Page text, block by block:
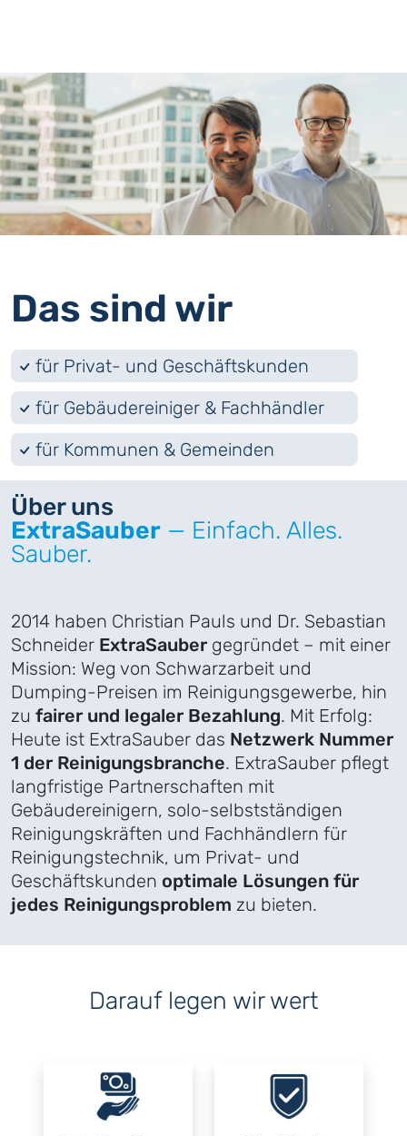
Das sind wir
für Privat- und Geschäftskunden
für Gebäudereiniger & Fachhändler
für Kommunen & Gemeinden
Über uns
ExtraSauber — Einfach. Alles.
Sauber.
2014 haben Christian Pauls und Dr. Sebastian
Schneider ExtraSauber gegründet – mit einer
Mission: Weg von Schwarzarbeit und
Dumping-Preisen im Reinigungsgewerbe, hin
zu fairer und legaler Bezahlung. Mit Erfolg:
Heute ist ExtraSauber das Netzwerk Nummer
1 der Reinigungsbranche. ExtraSauber pflegt
langfristige Partnerschaften mit
Gebäudereinigern, solo-selbstständigen
Reinigungskräften und Fachhändlern für
Reinigungstechnik, um Privat- und
Geschäftskunden optimale Lösungen für
jedes Reinigungsproblem zu bieten.
Darauf legen wir wert